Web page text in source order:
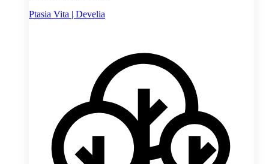
Ptasia Vita | Develia